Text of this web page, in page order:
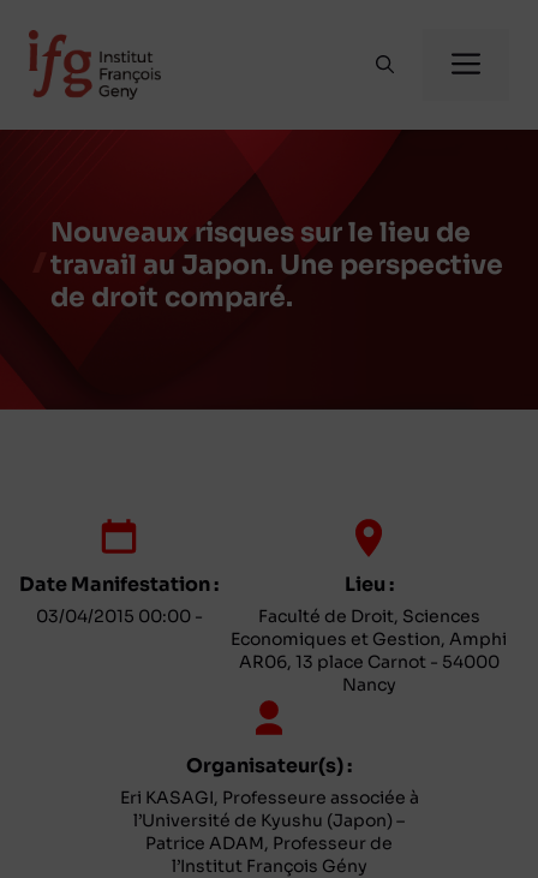
contenu
Nouveaux risques sur le lieu de
travail au Japon. Une perspective
de droit comparé.
Date Manifestation :
03/04/2015 00:00 -
Lieu :
Faculté de Droit, Sciences
Economiques et Gestion, Amphi
AR06, 13 place Carnot - 54000
Nancy
Organisateur(s) :
Eri KASAGI, Professeure associée à
l’Université de Kyushu (Japon) –
Patrice ADAM, Professeur de
l’Institut François Gény